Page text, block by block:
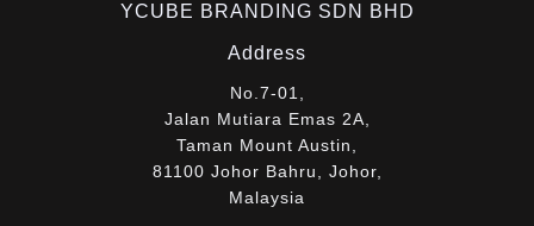
YCUBE BRANDING SDN BHD
Address
No.7-01,
Jalan Mutiara Emas 2A,
Taman Mount Austin,
81100 Johor Bahru, Johor,
Malaysia